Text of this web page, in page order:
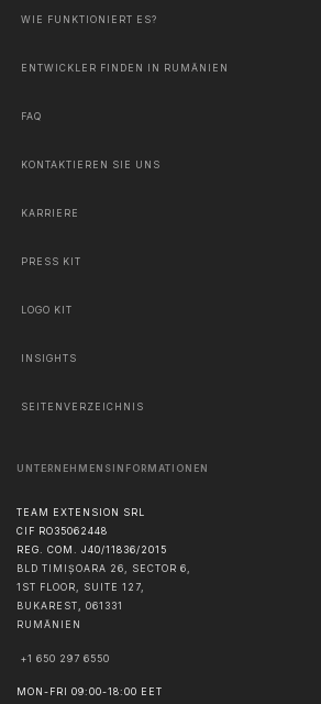
WIE FUNKTIONIERT ES?
ENTWICKLER FINDEN IN RUMÄNIEN
FAQ
KONTAKTIEREN SIE UNS
KARRIERE
PRESS KIT
LOGO KIT
INSIGHTS
SEITENVERZEICHNIS
UNTERNEHMENSINFORMATIONEN
TEAM EXTENSION SRL
CIF RO35062448
REG. COM. J40/11836/2015
BLD TIMIȘOARA 26, SECTOR 6,
1ST FLOOR, SUITE 127,
BUKAREST
061331
RUMÄNIEN
+1 650 297 6550
MON-FRI 09:00-18:00 EET